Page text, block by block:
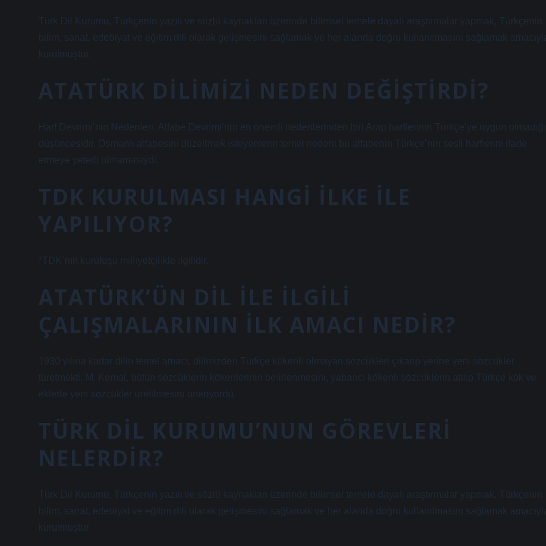
Türk Dil Kurumu, Türkçenin yazılı ve sözlü kaynakları üzerinde bilimsel temele dayalı araştırmalar yapmak, Türkçenin
bilim, sanat, edebiyat ve eğitim dili olarak gelişmesini sağlamak ve her alanda doğru kullanılmasını sağlamak
kurulmuştur.
ATATÜRK DILIMIZI NEDEN DEĞIŞTIRDI?
Harf Devrimi’nin Nedenleri. Alfabe Devrimi’nin en önemli nedenlerinden biri Arap harflerinin Türkçe’ye uygun olmadığı
düşüncesidir. Osmanlı alfabesini düzeltmek isteyenlerin temel nedeni bu alfabenin Türkçe’nin sesli harflerini ifade
etmeye yeterli olmamasıydı.
TDK KURULMASI HANGI ILKE ILE
YAPILIYOR?
*TDK’nın kuruluşu milliyetçilikle ilgilidir.
ATATÜRK’ÜN DIL ILE ILGILI
ÇALIŞMALARININ ILK AMACI NEDIR?
1930 yılına kadar dilin temel amacı, dilimizden Türkçe kökenli olmayan sözcükleri çıkarıp yerine yeni sözcükler
türetmekti. M. Kemal, bütün sözcüklerin kökenlerinin belirlenmesini, yabancı kökenli sözcüklerin atılıp Türkçe kök ve
eklerle yeni sözcükler üretilmesini öneriyordu.
TÜRK DIL KURUMU’NUN GÖREVLERI
NELERDIR?
Türk Dil Kurumu, Türkçenin yazılı ve sözlü kaynakları üzerinde bilimsel temele dayalı araştırmalar yapmak, Türkçenin
bilim, sanat, edebiyat ve eğitim dili olarak gelişmesini sağlamak ve her alanda doğru kullanılmasını sağlamak
kurulmuştur.